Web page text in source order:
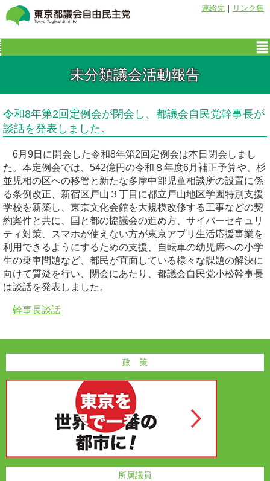
連絡先 ｜ リンク集
未分類議会活動報告
令和8年第2回定例会が閉会し、都議会自民党幹事長が
談話を発表しました。
6月9日に開会した令和8年第2回定例会は本日閉会しまし
た。本定例会では、542億円の令和８年度6月補正予算や、杉
並児相の区への移管と新たな多摩中部児童相談所の設置に係
る条例改正、新宿区戸山３丁目に都立戸山地区学園特別支援
学校を新築し、東京文化会館を大規模改修する工事などの契
約案件と共に、国と都の協議会の進め方、サイバーセキュリ
ティ対策、スマホが使えない方が東京アプリ生活応援事業を
利用できるようにするための支援、自転車の幼児席への小学
生の乗車問題など、都民が直面している様々な課題の解決に
向けて質疑を行い、閉会にあたり、都議会自民党小松幹事長
は談話を発表しました。
幹事長談話
政 策
所属議員